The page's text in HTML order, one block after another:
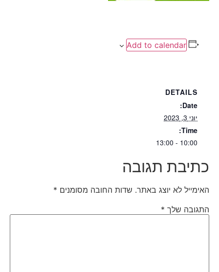
Add to calendar
DETAILS
Date:
יוני 3, 2023
Time:
10:00 - 13:00
כתיבת תגובה
האימייל לא יוצג באתר. שדות החובה מסומנים *
התגובה שלך *